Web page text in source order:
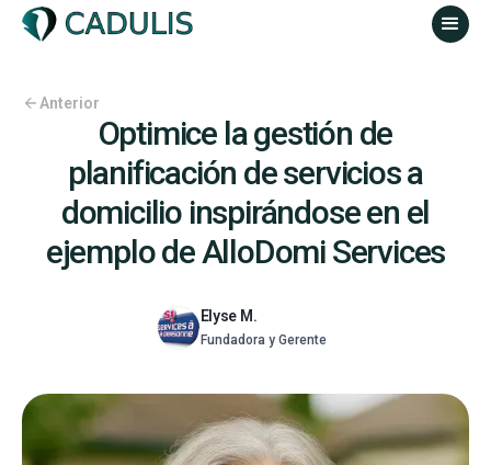
Anterior
Optimice la gestión de
planificación de servicios a
domicilio inspirándose en el
ejemplo de AlloDomi Services
Elyse M.
Fundadora y Gerente